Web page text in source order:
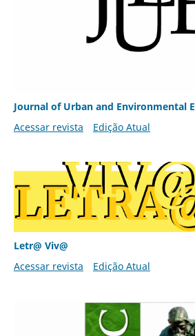
Journal of Urban and Environmental
Acessar revista
Edição Atual
Letr@ Viv@
Acessar revista
Edição Atual